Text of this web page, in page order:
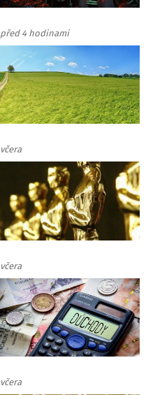
před 4 hodinami
včera
včera
včera